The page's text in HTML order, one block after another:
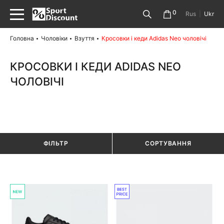
0 Rus Ukr
Головна Чоловіки Взуття Кросовки і кеди Adidas Neo чоловічі
КРОСОВКИ І КЕДИ ADIDAS NEO
ЧОЛОВІЧІ
ФІЛЬТР СОРТУВАННЯ